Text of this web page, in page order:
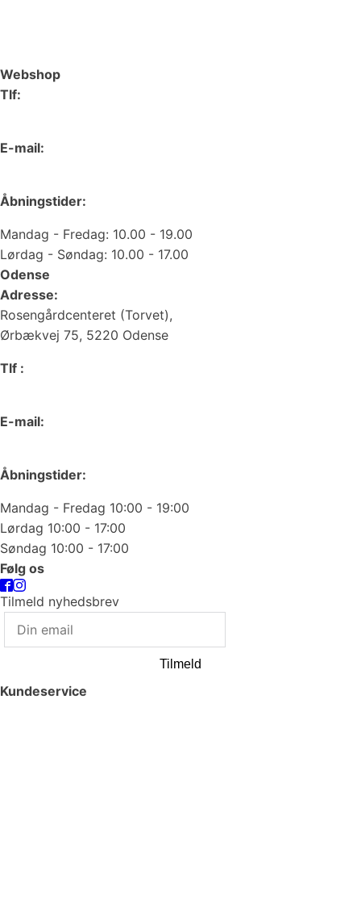
Webshop
Tlf:
E-mail:
Åbningstider:
Mandag - Fredag: 10.00 - 19.00
Lørdag - Søndag: 10.00 - 17.00
Odense
Adresse:
Rosengårdcenteret (Torvet),
Ørbækvej 75, 5220 Odense
Tlf :
E-mail:
Åbningstider:
Mandag - Fredag 10:00 - 19:00
Lørdag 10:00 - 17:00
Søndag 10:00 - 17:00
Følg os
Tilmeld nyhedsbrev
Tilmeld
Kundeservice